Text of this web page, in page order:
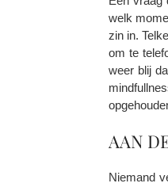
welk
zin in.
om te
weer blij
AAN
Niemand